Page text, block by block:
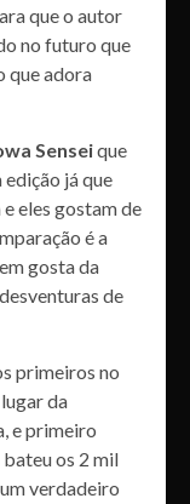
que o autor
no futuro que
que adora
Senseique
edição já que
eles gostam de
é a
gosta da
de
primeiros no
da
e primeiro
os 2 mil
verdadeiro